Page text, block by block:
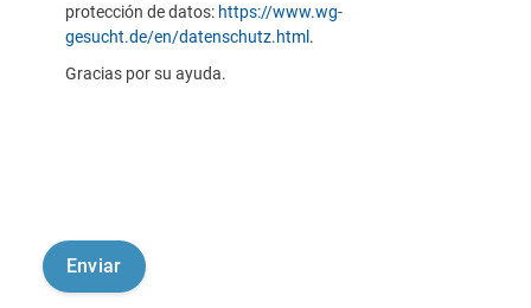
protección de datos: https://www.wg-
gesucht.de/en/datenschutz.html .
Gracias por su ayuda.